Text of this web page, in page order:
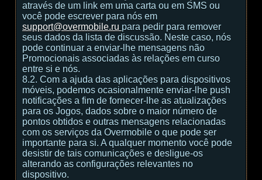
através de um link em uma carta ou em SMS ou
você pode escrever para nós em
support@overmobile.ru para pedir para remover
seus dados da lista de discussão. Neste caso, nós
pode continuar a enviar-lhe mensagens não
Promocionais associadas às relações em curso
entre si e nós.
8.2. Com a ajuda das aplicações para dispositivos
móveis, podemos ocasionalmente enviar-lhe push
notificações a fim de fornecer-lhe as atualizações
para os Jogos, dados sobre o maior número de
pontos obtidos e outras mensagens relacionadas
com os serviços da Overmobile o que pode ser
importante para si. A qualquer momento você pode
desistir de tais comunicações e desligue-os
alterando as configurações relevantes no
dispositivo.